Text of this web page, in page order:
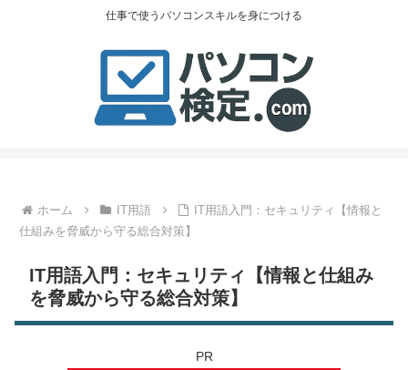
仕事で使うパソコンスキルを身につける
ホーム IT用語
IT用語入門：セキュリティ【情報と
仕組みを脅威から守る総合対策】
IT用語入門：セキュリティ【情報と仕組み
を脅威から守る総合対策】
PR